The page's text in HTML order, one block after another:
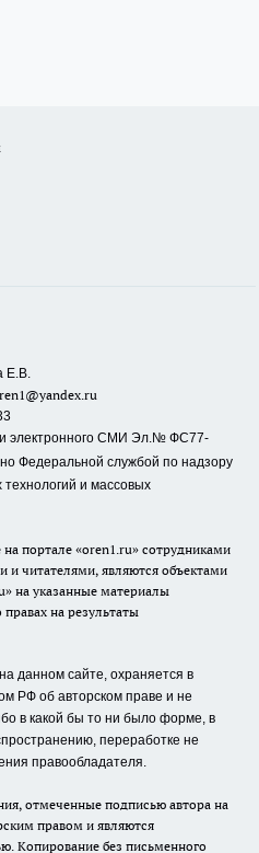
Е.В.
электронного СМИ Эл.№ ФС77-
Федеральной службой по надзору
и массовых
портале «oren1.ru» сотрудниками
читателями, являются объектами
на указанные материалы
на результаты
данном сайте, охраняется в
РФ об авторском праве и не
в какой бы то ни было форме, в
переработке не
правообладателя.
отмеченные подписью автора на
правом и являются
Копирование без письменного